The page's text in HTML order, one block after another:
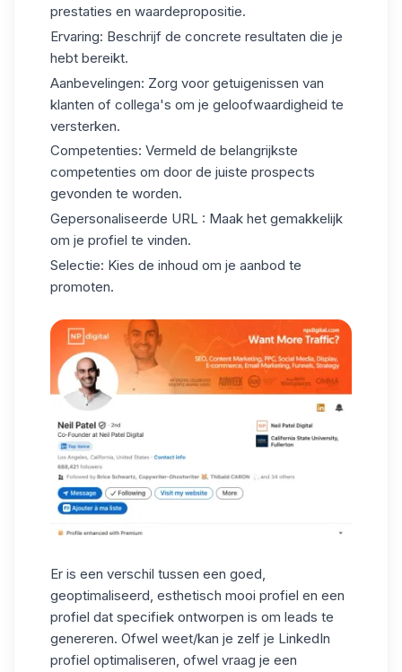
prestaties en waardepropositie.
Ervaring: Beschrijf de concrete resultaten die je
hebt bereikt.
Aanbevelingen: Zorg voor getuigenissen van
klanten of collega's om je geloofwaardigheid te
versterken.
Competenties: Vermeld de belangrijkste
competenties om door de juiste prospects
gevonden te worden.
Gepersonaliseerde URL : Maak het gemakkelijk
om je profiel te vinden.
Selectie: Kies de inhoud om je aanbod te
promoten.
Er is een verschil tussen een goed,
geoptimaliseerd, esthetisch mooi profiel en een
profiel dat specifiek ontworpen is om leads te
genereren. Ofwel weet/kan je zelf je LinkedIn
profiel optimaliseren, ofwel vraag je een